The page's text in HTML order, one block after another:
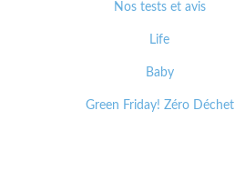
Nos tests et avis
Life
Baby
Green Friday! Zéro Déchet